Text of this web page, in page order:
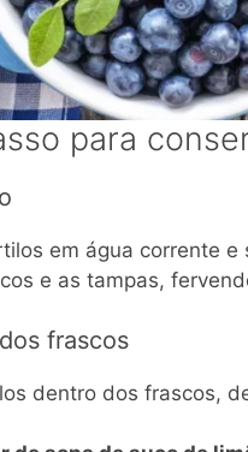
para
em água corrente
e as tampas,
frascos
dentro dos frascos,